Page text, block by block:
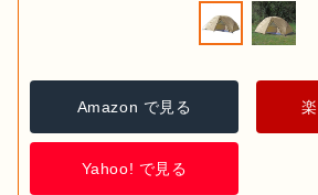
Amazon で見る
Yahoo! で見る